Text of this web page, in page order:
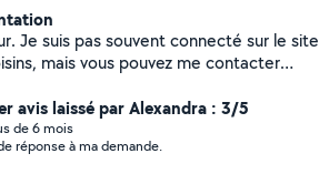
Je suis pas souvent connecté sur le site
mais vous pouvez me contacter
un / trente-huit / soixante-huit Je suis un
du bâtiment. Je vous propose un grand
de services que je réalise avec passion,
avis laissé par Alexandra : 3/5
de 6 mois
réponse à ma demande.